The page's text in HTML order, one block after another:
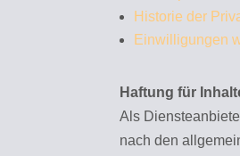
Historie der
Einwilligungen
Haftung für
Als
nach den